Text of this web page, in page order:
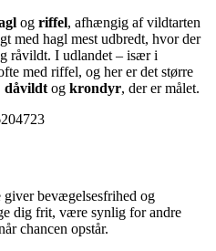
og riffel, afhængig af vildtarten
med hagl mest udbredt, hvor der
råvildt. I udlandet – især i
med riffel, og her er det større
dåvildt og krondyr, der er målet.
bevægelsesfrihed og
dig frit, være synlig for andre
chancen opstår.